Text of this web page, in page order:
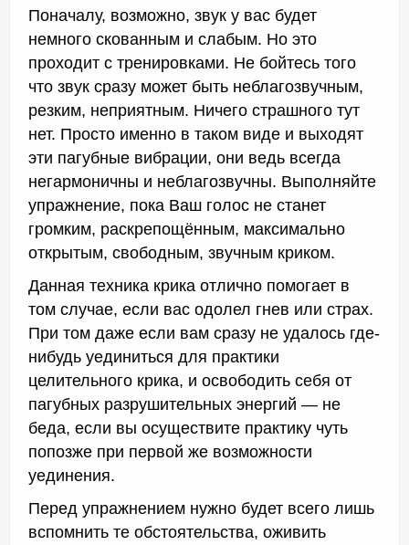
Поначалу, возможно, звук у вас будет
немного скованным и слабым. Но это
проходит с тренировками. Не бойтесь того
что звук сразу может быть неблагозвучным,
резким, неприятным. Ничего страшного тут
нет. Просто именно в таком виде и выходят
эти пагубные вибрации, они ведь всегда
негармоничны и неблагозвучны. Выполняйте
упражнение, пока Ваш голос не станет
громким, раскрепощённым, максимально
открытым, свободным, звучным криком.
Данная техника крика отлично помогает в
том случае, если вас одолел гнев или страх.
При том даже если вам сразу не удалось где-
нибудь уединиться для практики
целительного крика, и освободить себя от
пагубных разрушительных энергий — не
беда, если вы осуществите практику чуть
попозже при первой же возможности
уединения.
Перед упражнением нужно будет всего лишь
вспомнить те обстоятельства, оживить